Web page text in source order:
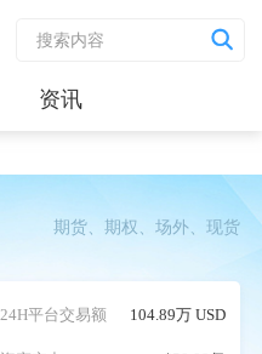
资讯
期货、期权、场外、现货
24H平台交易额 104.89万 USD